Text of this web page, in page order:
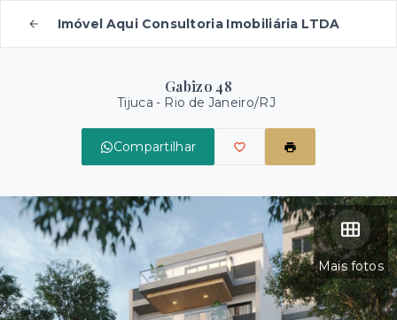
Imóvel Aqui Consultoria Imobiliária LTDA
Gabizo 48
Tijuca - Rio de Janeiro/RJ
Compartilhar
Mais fotos